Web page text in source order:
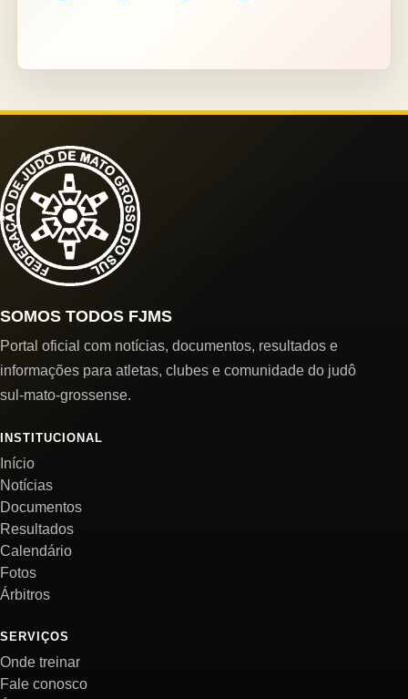
SOMOS TODOS FJMS
Portal oficial com notícias, documentos, resultados e
informações para atletas, clubes e comunidade do judô
sul-mato-grossense.
INSTITUCIONAL
Início
Notícias
Documentos
Resultados
Calendário
Fotos
Árbitros
SERVIÇOS
Onde treinar
Fale conosco